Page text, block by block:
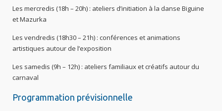
Les mercredis (18h – 20h) : ateliers d’initiation à la danse Biguine
et Mazurka
Les vendredis (18h30 – 21h) : conférences et animations
artistiques autour de l’exposition
Les samedis (9h – 12h) : ateliers familiaux et créatifs autour du
carnaval
Programmation prévisionnelle